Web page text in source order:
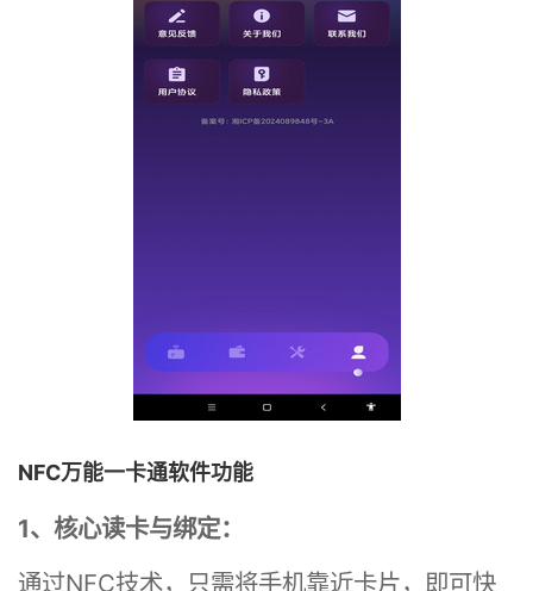
NFC万能一卡通软件功能
1、核心读卡与绑定：
通过NFC技术，只需将手机靠近卡片，即可快